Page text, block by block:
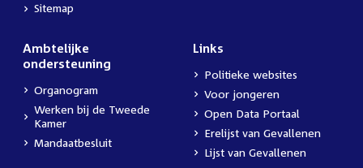
Sitemap
Ambtelijke
ondersteuning
Organogram
Werken bij de Tweede
Kamer
Mandaatbesluit
Links
Politieke websites
Voor jongeren
Open Data Portaal
Erelijst van Gevallenen
Lijst van Gevallenen